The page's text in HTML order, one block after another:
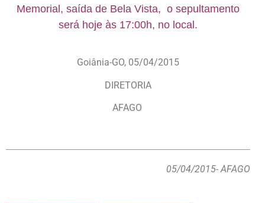
Memorial, saída de Bela Vista, o sepultamento
será hoje às 17:00h, no local.
Goiânia-GO, 05/04/2015
DIRETORIA
AFAGO
05/04/2015- AFAGO